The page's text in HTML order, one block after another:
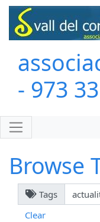
- 973
Browse
Tags
Clear